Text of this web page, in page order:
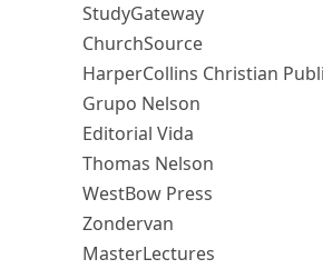
StudyGateway
ChurchSource
HarperCollins Christian
Grupo Nelson
Editorial Vida
Thomas Nelson
WestBow Press
Zondervan
MasterLectures